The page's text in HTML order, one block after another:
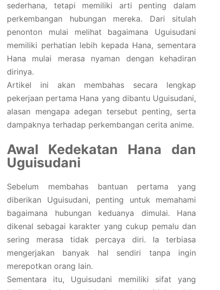
sederhana, tetapi memiliki arti penting dalam
perkembangan hubungan mereka. Dari situlah
penonton mulai melihat bagaimana Uguisudani
memiliki perhatian lebih kepada Hana, sementara
Hana mulai merasa nyaman dengan kehadiran
dirinya.
Artikel ini akan membahas secara lengkap
pekerjaan pertama Hana yang dibantu Uguisudani,
alasan mengapa adegan tersebut penting, serta
dampaknya terhadap perkembangan cerita anime.
Awal Kedekatan Hana dan
Uguisudani
Sebelum membahas bantuan pertama yang
diberikan Uguisudani, penting untuk memahami
bagaimana hubungan keduanya dimulai. Hana
dikenal sebagai karakter yang cukup pemalu dan
sering merasa tidak percaya diri. Ia terbiasa
mengerjakan banyak hal sendiri tanpa ingin
merepotkan orang lain.
Sementara itu, Uguisudani memiliki sifat yang